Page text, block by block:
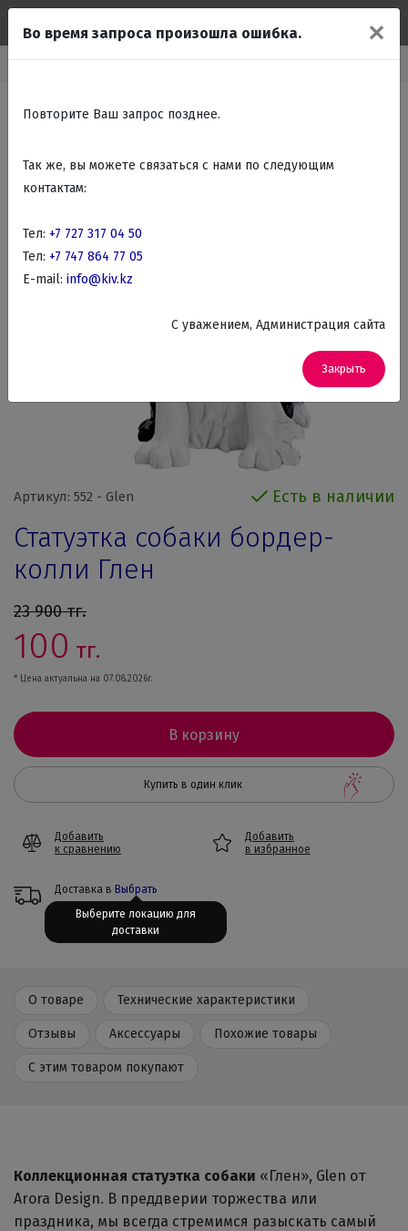
Артикул: 552 - Glen Есть в наличии
Статуэтка собаки бордер-
колли Глен
23 900тг.
100 тг.
* Цена актуальна на 07.08.2026г.
В корзину
Купить в один клик
Добавить
к сравнению
Добавить
в избранное
Доставка в Выбрать
О товаре Технические характеристики
Отзывы Аксессуары Похожие товары
С этим товаром покупают
Коллекционная статуэтка собаки «Глен», Glen от
Arora Design. В преддверии торжества или
праздника, мы всегда стремимся разыскать самый
✕
Во время запроса произошла ошибка.
Повторите Ваш запрос позднее.
Так же, вы можете связаться с нами по следующим
контактам:
Тел: +7 727 317 04 50
Тел: +7 747 864 77 05
E-mail: info@kiv.kz
C уважением, Администрация сайта
Закрыть
Выберите локацию для
доставки